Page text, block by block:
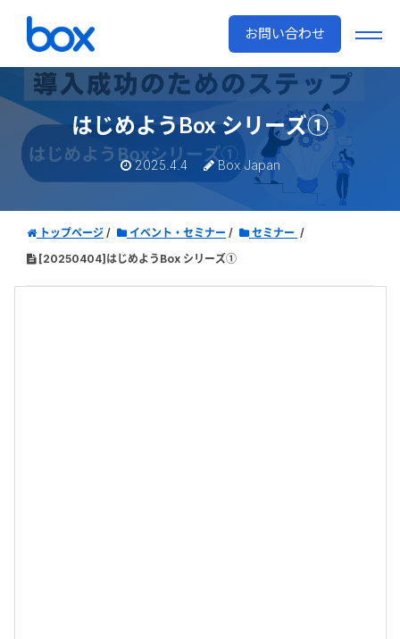
お問い合わせ
はじめようBox シリーズ①
2025.4.4 Box Japan
トップページ イベント・セミナー
セミナー
[20250404]はじめようBox シリーズ①